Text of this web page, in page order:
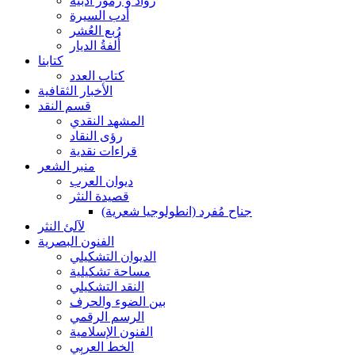
أدب السيرة
رُبع العُشر
أُلفةُ الديار
كتابنا
كتاب العدد
الأخبار الثقافية
قسم النقد
المشهد النقدي
رؤى النقاد
قراءات نقدية
منبر الشعر
ديوان العرب
قصيدة النثر
جناح مُفرد (انطولوجيا شعرية)
لآلئ النثر
الفنون البصرية
الديوان التشكيلي
مساحة تشكيلية
النقد التشكيلي
بين الضوء والحرف
الرسم الرقمي
الفنون الإسلامية
الخط العربي